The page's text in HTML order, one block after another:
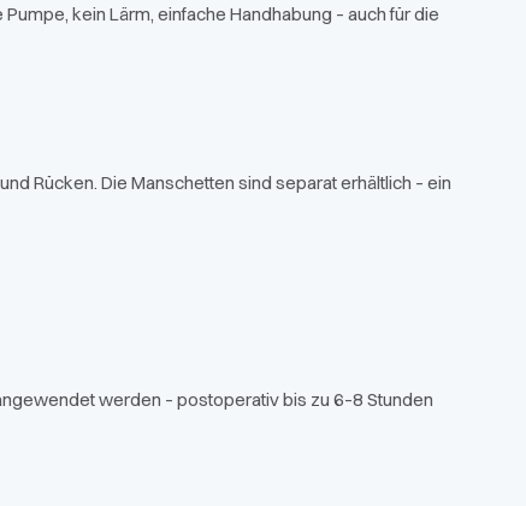
kein Lärm, einfache Handhabung – auch für die
Rücken. Die Manschetten sind separat erhältlich – ein
werden – postoperativ bis zu 6–8 Stunden